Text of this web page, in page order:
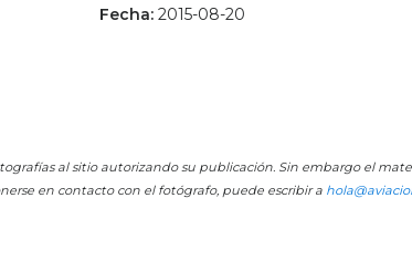
Fecha: 2015-08-20
al sitio autorizando su publicación. Sin embargo el
en contacto con el fotógrafo, puede escribir a